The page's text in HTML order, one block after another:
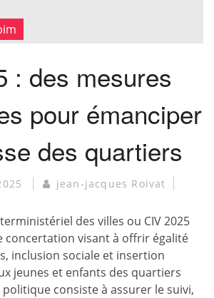
: des mesures
pour émanciper
des quartiers
jean-jacques Roivat
des villes ou CIV 2025
concertation visant à offrir égalité
inclusion sociale et insertion
jeunes et enfants des quartiers
consiste à assurer le suivi,